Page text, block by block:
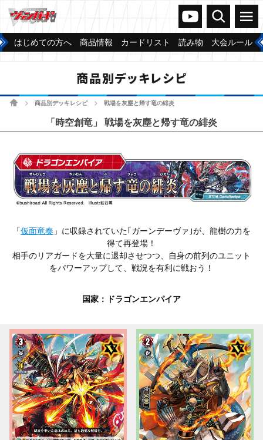
ヴァンガードch
検索 メニュー
はじめての方へ 商品情報 カードリスト 読み物 大会ルール
商品別デッキレシピ
ホーム商品別デッキレシピ 戦場を灰塵と帰す竜の緋炎
「時空創竜」 戦場を灰塵と帰す竜の緋炎
「仮面竜奏 」に収録されていた｢ガーンデーヴァ｣が、龍樹の力を
得て再登場！
相手のリアガードを大量に退却させつつ、自身の前列のユニット
をパワーアップして、戦況を有利に戦おう！
国家：ドラゴンエンパイア